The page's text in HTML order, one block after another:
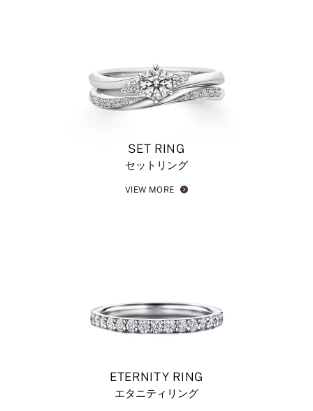
SET RING
セットリング
VIEW MORE
ETERNITY RING
エタニティリング